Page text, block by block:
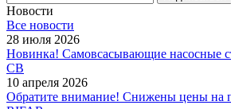
Новости
Все новости
28 июля 2026
Новинка! Самовсасывающие насосные
СВ
10 апреля 2026
Обратите внимание! Снижены цены на